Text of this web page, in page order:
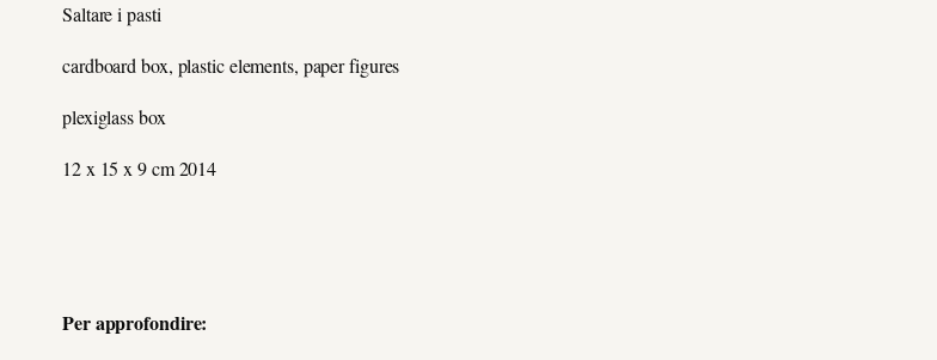
Saltare i pasti
cardboard box, plastic elements, paper figures
plexiglass box
12 x 15 x 9 cm 2014
Per approfondire: